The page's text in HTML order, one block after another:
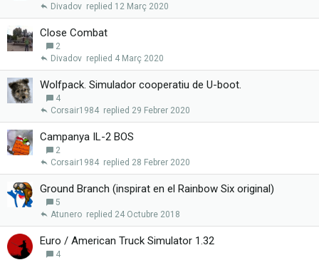
12 Març 2020
Divadov
Close Combat
2
4 Març 2020
Divadov
Wolfpack. Simulador cooperatiu de U-boot.
4
29 Febrer 2020
Corsair1984
Campanya IL-2 BOS
2
28 Febrer 2020
Corsair1984
Ground Branch (inspirat en el Rainbow Six original)
5
24 Octubre 2018
Atunero
Euro / American Truck Simulator 1.32
4